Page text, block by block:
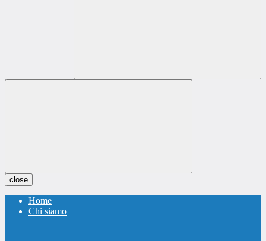
close
Home
Chi siamo